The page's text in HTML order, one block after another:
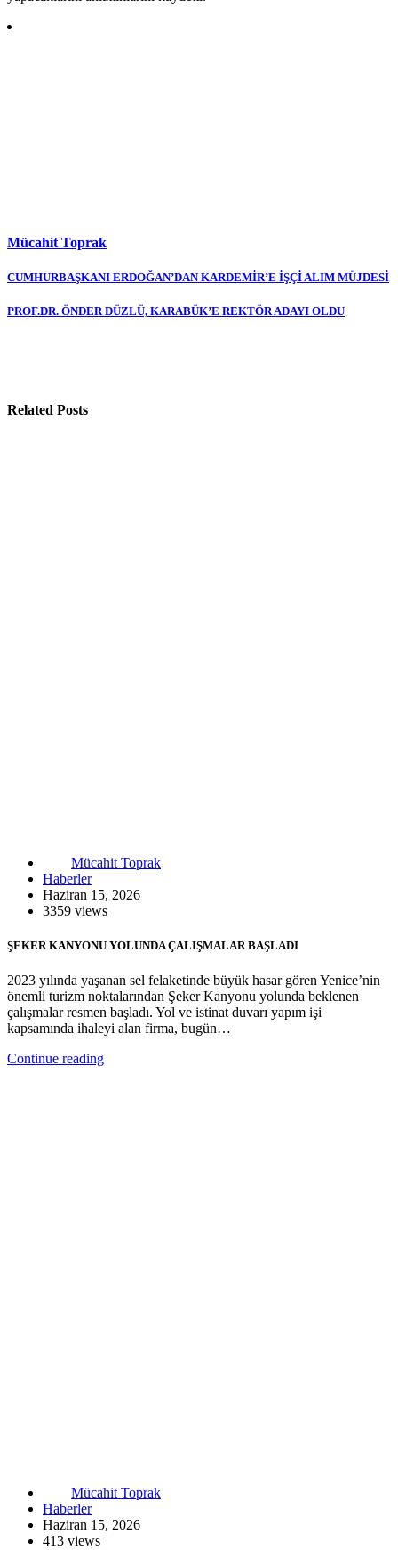
Mücahit Toprak
Yazı
gezinmesi
CUMHURBAŞKANI ERDOĞAN’DAN KARDEMİR’E İŞÇİ ALIM MÜJDESİ
PROF.DR. ÖNDER DÜZLÜ, KARABÜK’E REKTÖR ADAYI OLDU
Related Posts
Mücahit Toprak
Haberler
Haziran 15, 2026
3359 views
ŞEKER KANYONU YOLUNDA ÇALIŞMALAR BAŞLADI
2023 yılında yaşanan sel felaketinde büyük hasar gören Yenice’nin
önemli turizm noktalarından Şeker Kanyonu yolunda beklenen
çalışmalar resmen başladı. Yol ve istinat duvarı yapım işi
kapsamında ihaleyi alan firma, bugün…
Continue reading
Mücahit Toprak
Haberler
Haziran 15, 2026
413 views